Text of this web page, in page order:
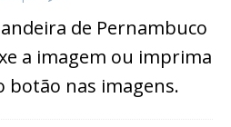
de Pernambuco
a imagem ou imprima
botão nas imagens.